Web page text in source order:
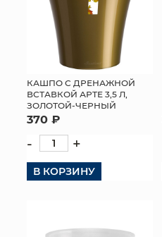
КАШПО С ДРЕНАЖНОЙ
ВСТАВКОЙ АРТЕ 3,5 Л,
ЗОЛОТОЙ-ЧЕРНЫЙ
370 ₽
- +
В КОРЗИНУ